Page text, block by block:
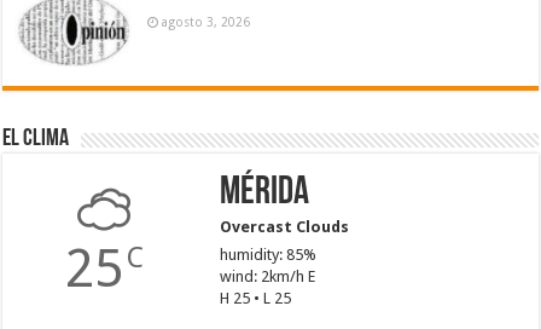
agosto 3, 2026
El Clima
25 C
Mérida
Overcast Clouds
humidity: 85%
wind: 2km/h E
H 25 • L 25